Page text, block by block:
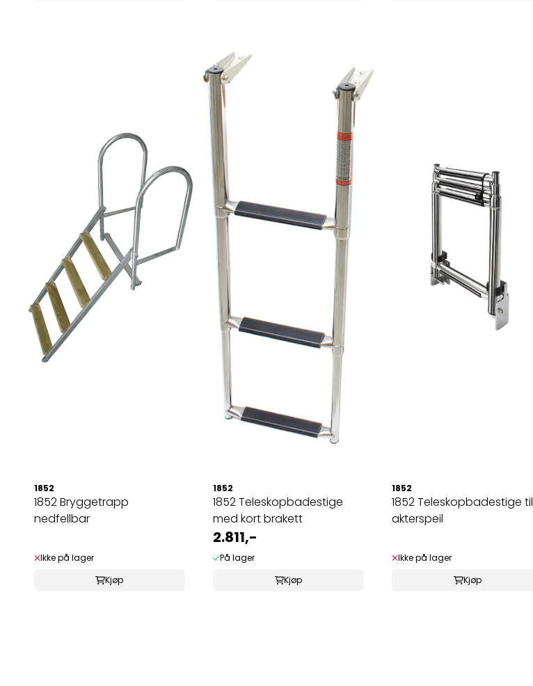
1852
1852 Bryggetrapp
nedfellbar
Ikke på lager
Kjøp
1852
1852 Teleskopbadestige
med kort brakett
2.811,-
På lager
Kjøp
1852
1852 Teleskopbadestige til
akterspeil
Ikke på lager
Kjøp